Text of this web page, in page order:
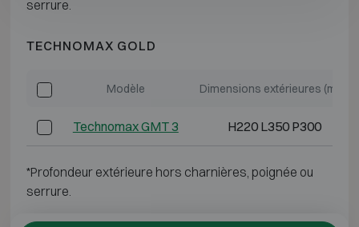
serrure.
TECHNOMAX GOLD
Modèle Dimensions extérieures (mm)
Technomax GMT 3 H220 L350 P300
*Profondeur extérieure hors charnières, poignée ou
serrure.